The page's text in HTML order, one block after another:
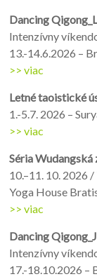
Dancing
Intenzívny
13.-14.6.2026 –
>> viac
Letné taoistické
1.-5.7. 2026 –
>> viac
Séria
10.–11. 10. 2026
Yoga House
>> viac
Dancing
Intenzívny
17.-18.10.2026 –